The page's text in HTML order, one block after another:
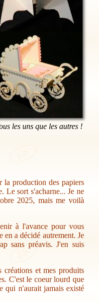
les uns que les autres !
la production des papiers
Le sort s'acharne... Je ne
2025, mais me voilà
à l'avance pour vous
en a décidé autrement. Je
sans préavis. J'en suis
créations et mes produits
C'est le coeur lourd que
qui n'aurait jamais existé